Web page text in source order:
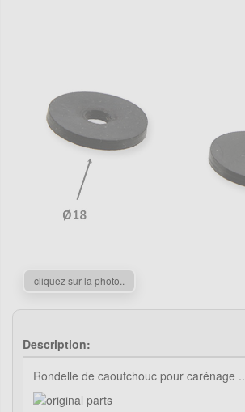
cliquez sur la photo..
Description:
Rondelle de caoutchouc pour carénage ..